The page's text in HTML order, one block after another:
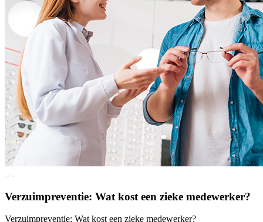
Verzuimpreventie: Wat kost een zieke medewerker?
Verzuimpreventie: Wat kost een zieke medewerker?